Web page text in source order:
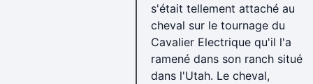
s'était tellement attaché au
cheval sur le tournage du
Cavalier Electrique qu'il l'a
ramené dans son ranch situé
dans l'Utah. Le cheval,